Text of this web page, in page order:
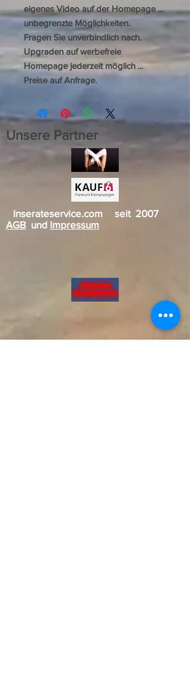
eigenes Video auf der Homepage ...
unbegrenzte Möglichkeiten.
Fragen Sie unverbindlich nach.
Upgraden auf werbefreie
Homepage jederzeit möglich ...
Preise auf Anfrage.
Unsere Partner
Inserateservice.com seit 2007
AGB und Impressum